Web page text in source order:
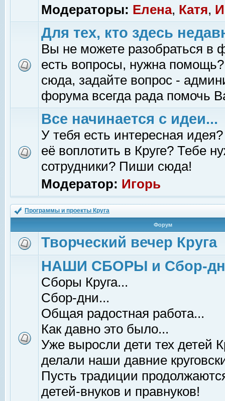
Модераторы: Елена, Катя,
Для тех, кто здесь
Вы не можете разобраться в
есть вопросы, нужна помощь?
сюда, задайте вопрос -
форума всегда рада помочь
Все начинается с идеи...
У тебя есть интересная
её воплотить в Круге? Тебе
сотрудники? Пиши сюда!
Модератор: Игорь
Программы и проекты Круга
Форум
Творческий вечер Круга
НАШИ СБОРЫ и Сбор-
Сборы Круга...
Сбор-дни...
Общая радостная работа...
Как давно это было...
Уже выросли дети тех детей
делали наши давние
Пусть традиции
детей-внуков и правнуков!